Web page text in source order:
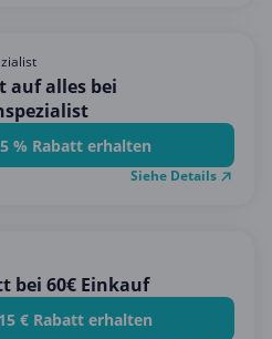
auf alles bei
5 % Rabatt erhalten
Siehe Details
bei 60€ Einkauf
15 € Rabatt erhalten